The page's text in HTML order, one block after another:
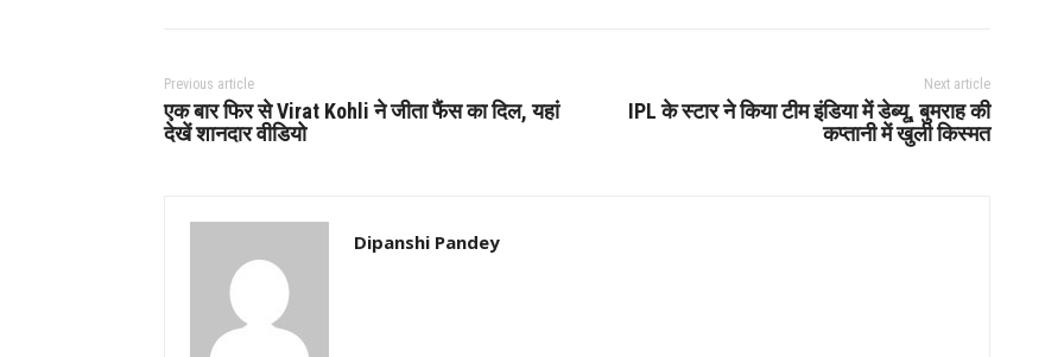
Previous article
एक बार फिर से Virat Kohli ने जीता फैंस का दिल, यहां
देखें शानदार वीडियो
Next article
IPL के स्टार ने किया टीम इंडिया में डेब्यू, बुमराह की
कप्तानी में खुली किस्मत
Dipanshi Pandey